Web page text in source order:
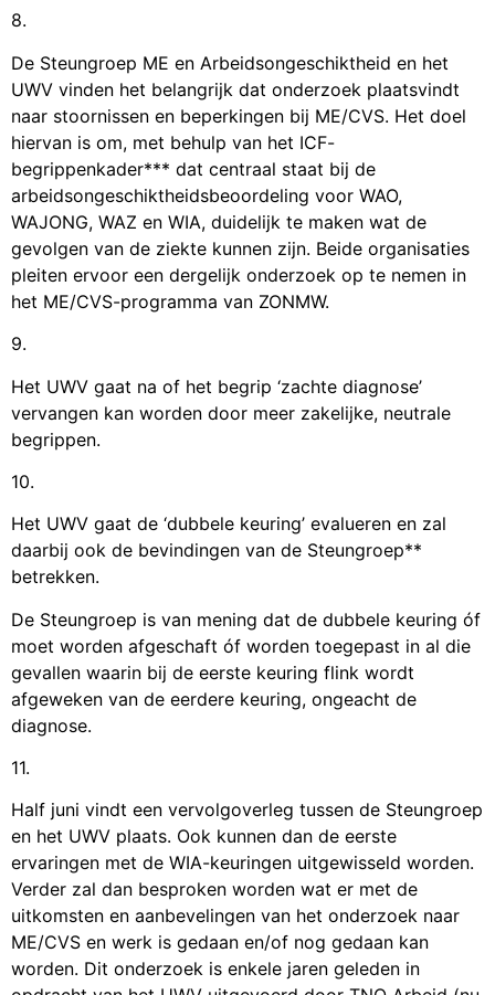
8.
De Steungroep ME en Arbeidsongeschiktheid en het
UWV vinden het belangrijk dat onderzoek plaatsvindt
naar stoornissen en beperkingen bij ME/CVS. Het doel
hiervan is om, met behulp van het ICF-
begrippenkader*** dat centraal staat bij de
arbeidsongeschiktheidsbeoordeling voor WAO,
WAJONG, WAZ en WIA, duidelijk te maken wat de
gevolgen van de ziekte kunnen zijn. Beide organisaties
pleiten ervoor een dergelijk onderzoek op te nemen in
het ME/CVS-programma van ZONMW.
9.
Het UWV gaat na of het begrip ‘zachte diagnose’
vervangen kan worden door meer zakelijke, neutrale
begrippen.
10.
Het UWV gaat de ‘dubbele keuring’ evalueren en zal
daarbij ook de bevindingen van de Steungroep**
betrekken.
De Steungroep is van mening dat de dubbele keuring óf
moet worden afgeschaft óf worden toegepast in al die
gevallen waarin bij de eerste keuring flink wordt
afgeweken van de eerdere keuring, ongeacht de
diagnose.
11.
Half juni vindt een vervolgoverleg tussen de Steungroep
en het UWV plaats. Ook kunnen dan de eerste
ervaringen met de WIA-keuringen uitgewisseld worden.
Verder zal dan besproken worden wat er met de
uitkomsten en aanbevelingen van het onderzoek naar
ME/CVS en werk is gedaan en/of nog gedaan kan
worden. Dit onderzoek is enkele jaren geleden in